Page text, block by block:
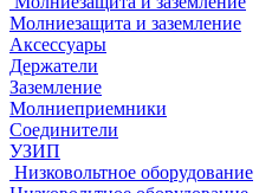
Молниезащита и заземление
Аксессуары
Держатели
Заземление
Молниеприемники
Соединители
УЗИП
Низковольтное оборудование